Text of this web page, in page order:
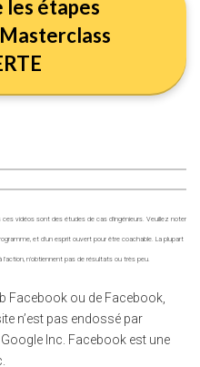
les étapes
vidéos sont des études de cas d'ingénieurs. Veuillez noter
et d'un esprit ouvert pour être coachable. La plupart
n'obtiennent pas de résultats ou très peu.
Facebook ou de Facebook,
n’est pas endossé par
Inc. Facebook est une